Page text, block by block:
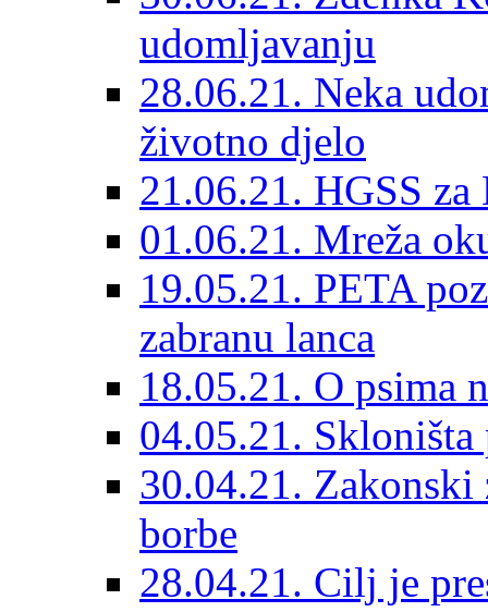
udomljavanju
28.06.21. Neka
životno djelo
21.06.21. HGSS za
01.06.21. Mreža
19.05.21. PETA
zabranu lanca
18.05.21. O psima
04.05.21.
30.04.21. Zakonski
borbe
28.04.21. Cilj je